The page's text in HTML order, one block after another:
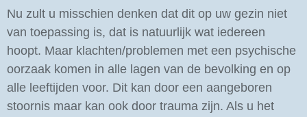
Nu zult u misschien denken dat dit op uw gezin niet
van toepassing is, dat is natuurlijk wat iedereen
hoopt. Maar klachten/problemen met een psychische
oorzaak komen in alle lagen van de bevolking en op
alle leeftijden voor. Dit kan door een aangeboren
stoornis maar kan ook door trauma zijn. A ls u het